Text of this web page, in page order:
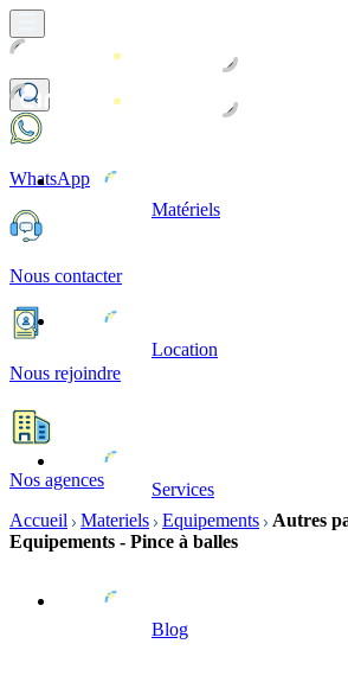
Matériels
Location
Services
Blog
WhatsApp
Nous contacter
Nous rejoindre
Nos agences
Accueil
Materiels Equipements
Autres
Equipements - Pince à balles